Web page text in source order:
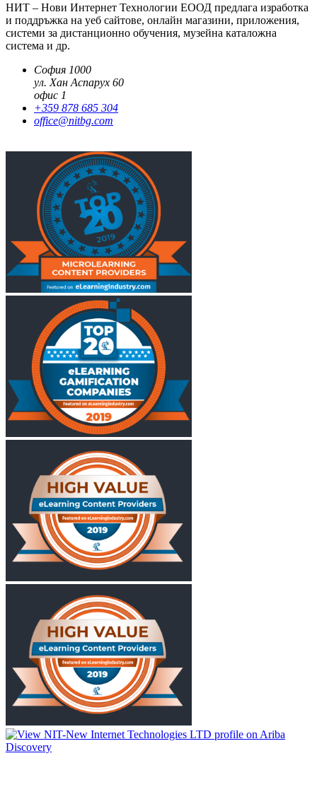
НИТ – Нови Интернет Технологии ЕООД предлага изработка
и поддръжка на уеб сайтове, онлайн магазини, приложения,
системи за дистанционно обучения, музейна каталожна
система и др.
София 1000
ул. Хан Аспарух 60
офис 1
+359 878 685 304
office@nitbg.com